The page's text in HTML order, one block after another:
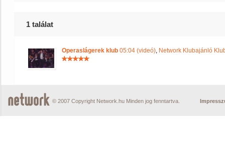
1 találat
Operaslágerek klub 05:04 (videó), Network Klubajánló
© 2007 Copyright Network.hu Minden jog fenntartva.